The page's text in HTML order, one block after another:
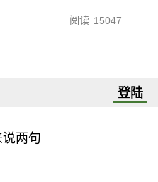
阅读 15047
登陆
说两句